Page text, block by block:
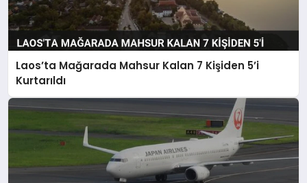
Laos’ta Mağarada Mahsur Kalan 7 Kişiden 5’i
Kurtarıldı